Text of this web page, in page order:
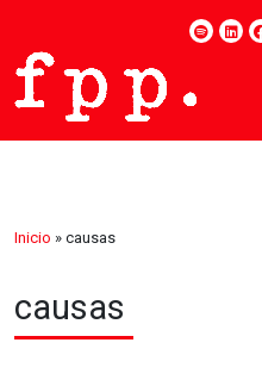
Inicio » causas
causas